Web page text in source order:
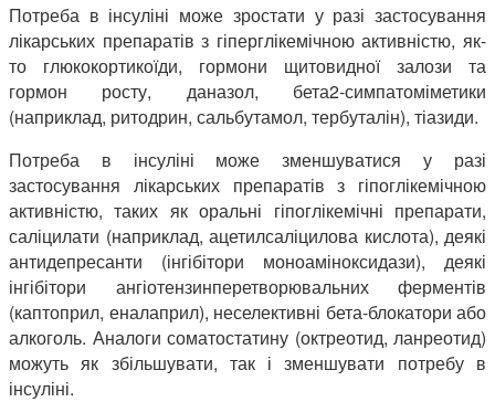
Потреба в інсуліні може зростати у разі застосування
лікарських препаратів з гіперглікемічною активністю, як-
то глюкокортикоїди, гормони щитовидної залози та
гормон росту, даназол, бета2-симпатоміметики
(наприклад, ритодрин, сальбутамол, тербуталін), тіазиди.
Потреба в інсуліні може зменшуватися у разі
застосування лікарських препаратів з гіпоглікемічною
активністю, таких як оральні гіпоглікемічні препарати,
саліцилати (наприклад, ацетилсаліцилова кислота), деякі
антидепресанти (інгібітори моноаміноксидази), деякі
інгібітори ангіотензинперетворювальних ферментів
(каптоприл, еналаприл), неселективні бета-блокатори або
алкоголь. Аналоги соматостатину (октреотид, ланреотид)
можуть як збільшувати, так і зменшувати потребу в
інсуліні.